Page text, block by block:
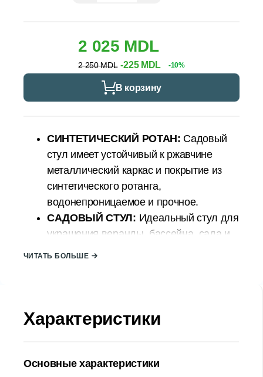
2 025 MDL
2 250 MDL -225 MDL -10%
В корзину
СИНТЕТИЧЕСКИЙ РОТАН: Садовый
стул имеет устойчивый к ржавчине
металлический каркас и покрытие из
синтетического ротанга,
водонепроницаемое и прочное.
САДОВЫЙ СТУЛ: Идеальный стул для
украшения веранды, бассейна, сада и
COD: 2000004603
ЧИТАТЬ БОЛЬШЕ
Характеристики
Основные характеристики